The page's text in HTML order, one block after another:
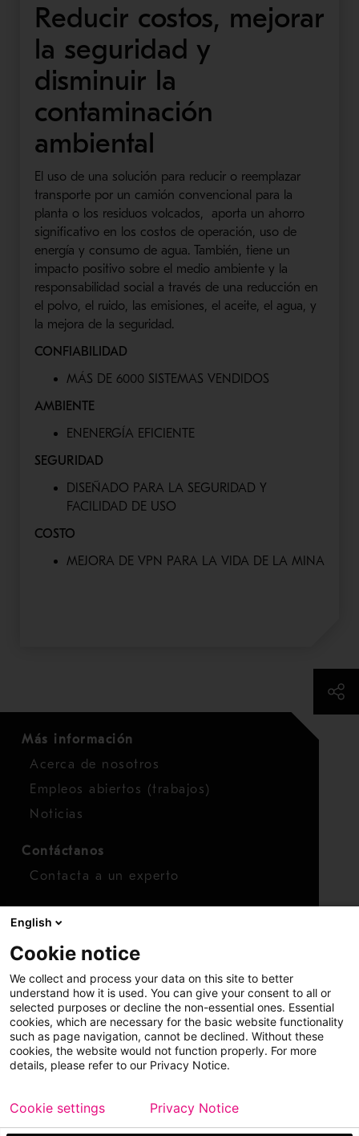
Reducir costos, mejorar
la seguridad y
disminuir la
contaminación
ambiental
El uso de una solución para reducir o reemplazar
transporte por un camión convencional para la
planta o los residuos volcados, aporta un ahorro
significativo en los costos de operación, uso de
energía y consumo de agua. También, tiene un
impacto positivo sobre el medio ambiente y la
responsabilidad social a través de una reducción en
el polvo, el ruido, las emisiones, el aceite, el agua, y
la mejora de la seguridad.
CONFIABILIDAD
MÁS DE 6000 SISTEMAS VENDIDOS
AMBIENTE
ENENERGÍA EFICIENTE
SEGURIDAD
DISEÑADO PARA LA SEGURIDAD Y
FACILIDAD DE USO
COSTO
MEJORA DE VPN PARA LA VIDA DE LA MINA
Más información
Acerca de nosotros
Empleos abiertos (trabajos)
Noticias
Contáctanos
Contacta a un experto
Finanzas
Acciones
Copyright © 2026 Metso
Mapa del sitio
English
Cookie notice
We collect and process your data on this site to better
understand how it is used. You can give your consent to all or
selected purposes or decline the non-essential ones. Essential
cookies, which are necessary for the basic website functionality
such as page navigation, cannot be declined. Without these
cookies, the website would not function properly. For more
details, please refer to our Privacy Notice.
Cookie settings Privacy Notice